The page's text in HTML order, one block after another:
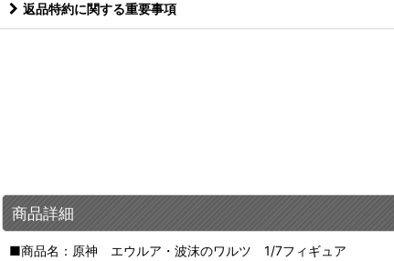
返品特約に関する重要事項
商品詳細
■商品名：原神 エウルア・波沫のワルツ 1/7フィギュア